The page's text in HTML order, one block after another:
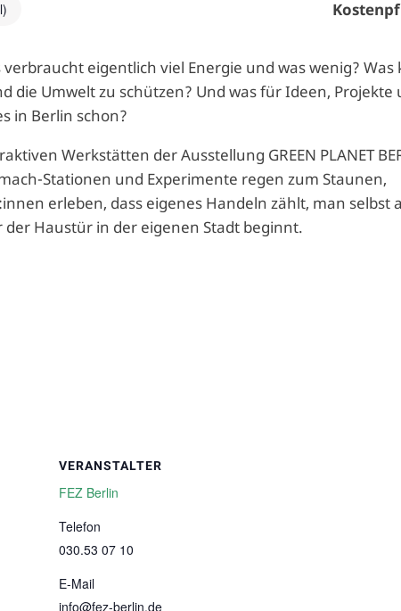
eigentlich viel Energie und was wenig? Was
die Umwelt zu schützen? Und was für Ideen, Projekte
in Berlin schon?
Werkstätten der Ausstellung GREEN PLANET
Stationen und Experimente regen zum Staunen,
erleben, dass eigenes Handeln zählt, man selbst
Haustür in der eigenen Stadt beginnt.
VERANSTALTER
FEZ Berlin
Telefon
030.53 07 10
E-Mail
info@fez-berlin.de